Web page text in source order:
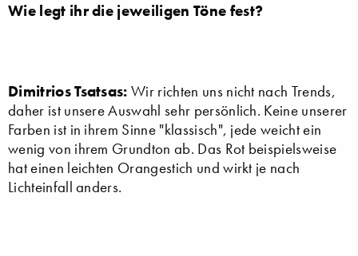
Wie legt ihr die jeweiligen Töne fest?
Dimitrios Tsatsas: Wir richten uns nicht nach Trends,
daher ist unsere Auswahl sehr persönlich. Keine unserer
Farben ist in ihrem Sinne "klassisch", jede weicht ein
wenig von ihrem Grundton ab. Das Rot beispielsweise
hat einen leichten Orangestich und wirkt je nach
Lichteinfall anders.